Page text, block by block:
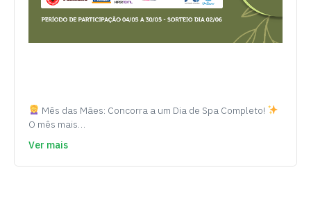
Mês das Mães: Concorra a um Dia de Spa Completo!
O mês mais…
Ver mais